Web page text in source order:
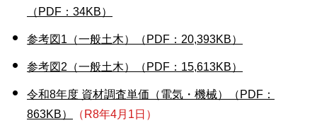
（PDF：34KB）
参考図1（一般土木）（PDF：20,393KB）
参考図2（一般土木）（PDF：15,613KB）
令和8年度 資材調査単価（電気・機械）（PDF：
863KB）
（R8年4月1日）